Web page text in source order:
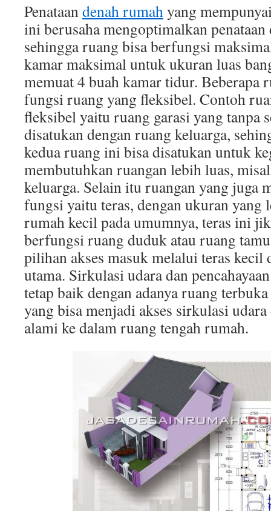
Penataandenah rumahyang
ini berusaha mengoptimalkan penataan
sehingga ruang bisa berfungsi
kamar maksimal untuk ukuran luas
memuat 4 buah kamar tidur. Beberapa
fungsi ruang yang fleksibel. Contoh
fleksibel yaitu ruang garasi yang tanpa
disatukan dengan ruang keluarga,
kedua ruang ini bisa disatukan untuk
membutuhkan ruangan lebih luas,
keluarga. Selain itu ruangan yang juga
fungsi yaitu teras, dengan ukuran yang
rumah kecil pada umumnya, teras ini
berfungsi ruang duduk atau ruang
pilihan akses masuk melalui teras kecil
utama. Sirkulasi udara dan
tetap baik dengan adanya ruang
yang bisa menjadi akses sirkulasi udara
alami ke dalam ruang tengah rumah.